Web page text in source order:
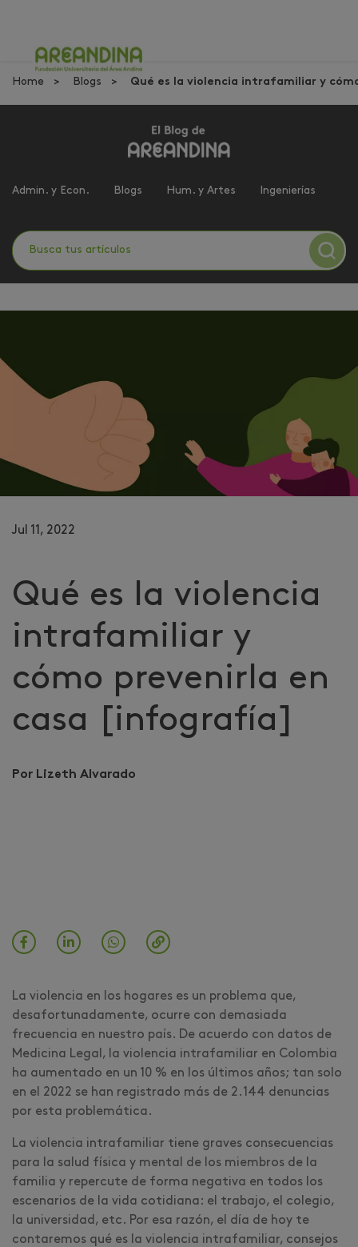
Home Blogs Qué es la violencia intrafamiliar y
Admin. y Econ. Blogs Hum. y Artes Ingenierías
Jul 11, 2022
Qué es la violencia
intrafamiliar y
cómo prevenirla en
casa [infografía]
Por Lizeth Alvarado
La violencia en los hogares es un problema que,
desafortunadamente, ocurre con demasiada
frecuencia en nuestro país. De acuerdo con datos de
Medicina Legal, la violencia intrafamiliar en Colombia
ha aumentado en un 10 % en los últimos años; tan solo
en el 2022 se han registrado más de 2.144 denuncias
por esta problemática.
La violencia intrafamiliar tiene graves consecuencias
para la salud física y mental de los miembros de la
familia y repercute de forma negativa en todos los
escenarios de la vida cotidiana: el trabajo, el colegio,
la universidad, etc. Por esa razón, el día de hoy te
contaremos qué es la violencia intrafamiliar, consejos